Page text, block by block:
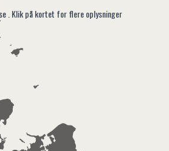
. Klik på kortet for flere oplysninger